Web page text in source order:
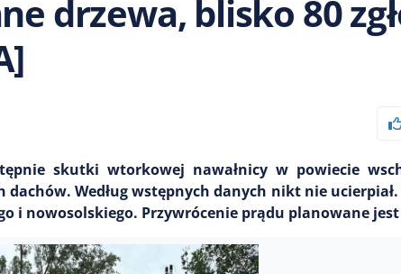
drzewa, blisko 80
skutki wtorkowej nawałnicy w powiecie
Według wstępnych danych nikt nie
i nowosolskiego. Przywrócenie prądu planowane jest